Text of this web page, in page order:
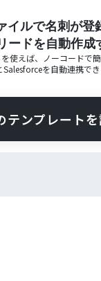
イルで名刺が登
ードを自動作成
使えば、ノーコードで
Salesforceを自動連携でき
テンプレート